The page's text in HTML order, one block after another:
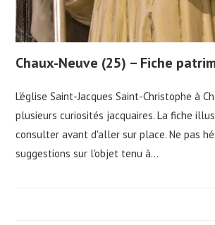
Chaux-Neuve (25) – Fiche
L'église Saint-Jacques Saint-Christophe à
plusieurs curiosités jacquaires. La fiche
consulter avant d'aller sur place. Ne pas
suggestions sur l'objet tenu à…